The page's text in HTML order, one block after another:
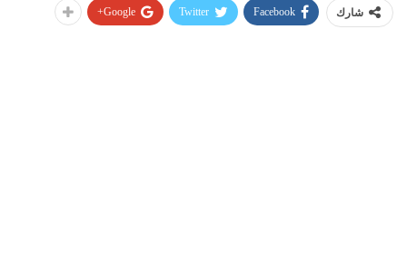
شارك Facebook
Twitter
Google+